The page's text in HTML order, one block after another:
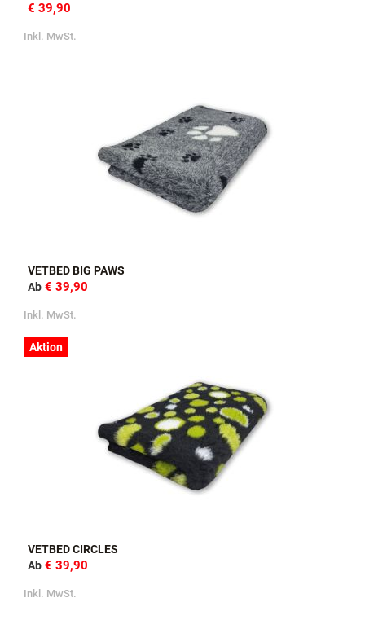
€ 39,90
Inkl. MwSt.
VETBED BIG PAWS
Ab € 39,90
Inkl. MwSt.
Aktion
VETBED CIRCLES
Ab € 39,90
Inkl. MwSt.